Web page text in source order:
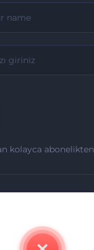
kolayca abonelikten
İletişim